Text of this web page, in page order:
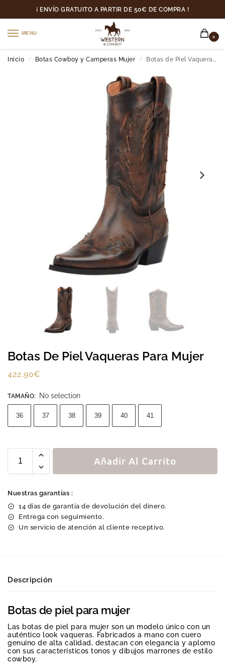
¡ ENVÍO GRATUITO A PARTIR DE 50€ DE COMPRA !
MENU
0
Inicio / Botas Cowboy y Camperas Mujer / Botas de Piel Vaqueras Para Mujer
Botas De Piel Vaqueras Para Mujer
422.90€
TAMAÑO: No selection
36 37 38 39 40 41
Añadir Al Carrito
Nuestras garantías :
14 días de garantía de devolución del dinero.
Entrega con seguimiento.
Un servicio de atención al cliente receptivo.
Descripción
Botas de piel para mujer
Las botas de piel para mujer son un modelo único con un
auténtico look vaqueras. Fabricados a mano con cuero
genuino de alta calidad, destacan con elegancia y aplomo
con sus característicos tonos y dibujos marrones de estilo
cowboy.